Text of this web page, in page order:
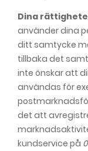
Dina
använder dina
ditt samtycke
tillbaka det
inte önskar att
användas för
det att
kundservice på